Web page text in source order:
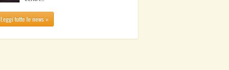
Leggi tutte le news »